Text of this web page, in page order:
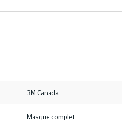
3M Canada
Masque complet